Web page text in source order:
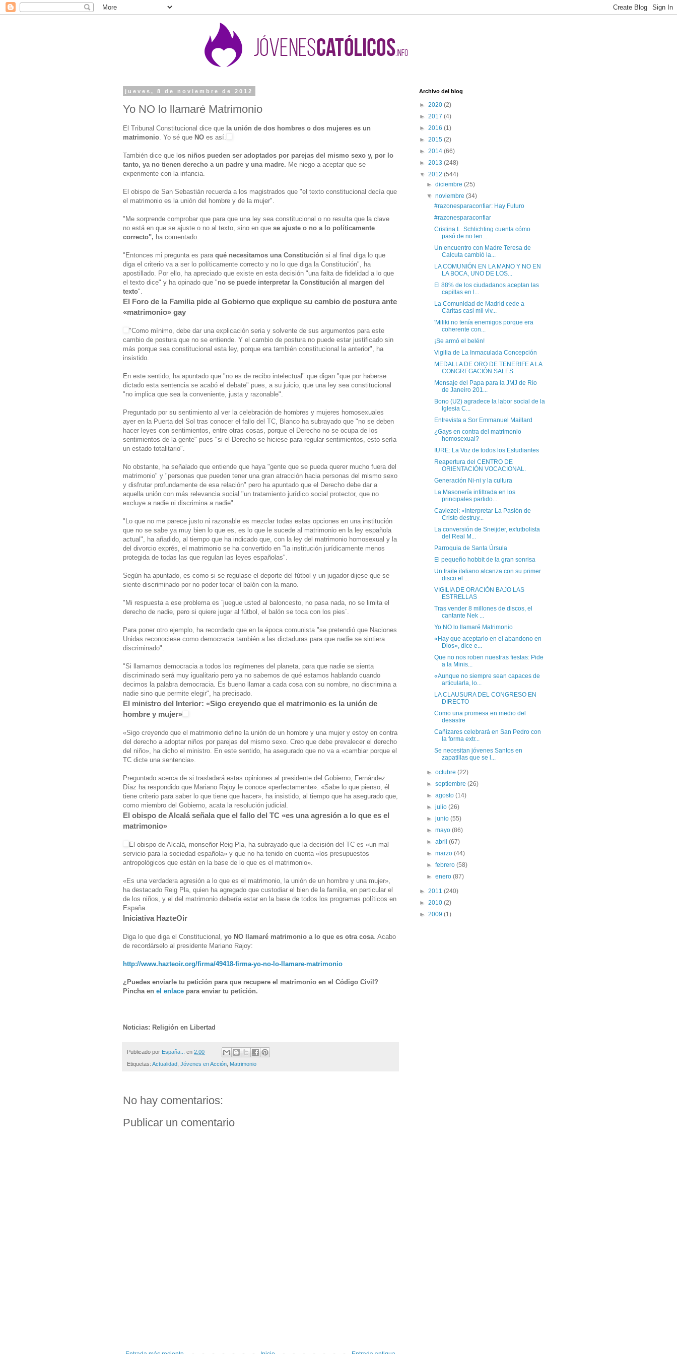
jueves, 8 de noviembre de 2012
Yo NO lo llamaré Matrimonio
El Tribunal Constitucional dice que la unión de dos hombres o dos mujeres es un
matrimonio . Yo sé que NO es así.
También dice que los niños pueden ser adoptados por parejas del mismo sexo y, por lo
tanto, ya no tienen derecho a un padre y una madre. Me niego a aceptar que se
experimente con la infancia.
El obispo de San Sebastián recuerda a los magistrados que "el texto constitucional decía que
el matrimonio es la unión del hombre y de la mujer".
"Me sorprende comprobar que para que una ley sea constitucional o no resulta que la clave
no está en que se ajuste o no al texto, sino en que se ajuste o no a lo políticamente
correcto", ha comentado.
"Entonces mi pregunta es para qué necesitamos una Constitución si al final diga lo que
diga el criterio va a ser lo políticamente correcto y no lo que diga la Constitución", ha
apostillado. Por ello, ha apreciado que existe en esta decisión "una falta de fidelidad a lo que
el texto dice" y ha opinado que "no se puede interpretar la Constitución al margen del
texto".
El Foro de la Familia pide al Gobierno que explique su cambio de postura ante
«matrimonio» gay
"Como mínimo, debe dar una explicación seria y solvente de sus argumentos para este
cambio de postura que no se entiende. Y el cambio de postura no puede estar justificado sin
más porque sea constitucional esta ley, porque era también constitucional la anterior", ha
insistido.
En este sentido, ha apuntado que "no es de recibo intelectual" que digan "que por haberse
dictado esta sentencia se acabó el debate" pues, a su juicio, que una ley sea constitucional
"no implica que sea la conveniente, justa y razonable".
Preguntado por su sentimiento al ver la celebración de hombres y mujeres homosexuales
ayer en la Puerta del Sol tras conocer el fallo del TC, Blanco ha subrayado que "no se deben
hacer leyes con sentimientos, entre otras cosas, porque el Derecho no se ocupa de los
sentimientos de la gente" pues "si el Derecho se hiciese para regular sentimientos, esto sería
un estado totalitario".
No obstante, ha señalado que entiende que haya "gente que se pueda querer mucho fuera del
matrimonio" y "personas que pueden tener una gran atracción hacia personas del mismo sexo
y disfrutar profundamente de esa relación" pero ha apuntado que el Derecho debe dar a
aquella unión con más relevancia social "un tratamiento jurídico social protector, que no
excluye a nadie ni discrimina a nadie".
"Lo que no me parece justo ni razonable es mezclar todas estas opciones en una institución
que no se sabe ya muy bien lo que es, es lo que le sucede al matrimonio en la ley española
actual", ha añadido, al tiempo que ha indicado que, con la ley del matrimonio homosexual y la
del divorcio exprés, el matrimonio se ha convertido en "la institución jurídicamente menos
protegida de todas las que regulan las leyes españolas".
Según ha apuntado, es como si se regulase el deporte del fútbol y un jugador dijese que se
siente discriminado por no poder tocar el balón con la mano.
"Mi respuesta a ese problema es ´juegue usted al baloncesto, no pasa nada, no se limita el
derecho de nadie, pero si quiere jugar al fútbol, el balón se toca con los pies´.
Para poner otro ejemplo, ha recordado que en la época comunista "se pretendió que Naciones
Unidas reconociese como democracia también a las dictaduras para que nadie se sintiera
discriminado".
"Si llamamos democracia a todos los regímenes del planeta, para que nadie se sienta
discriminado será muy igualitario pero ya no sabemos de qué estamos hablando cuando
decimos la palabra democracia. Es bueno llamar a cada cosa con su nombre, no discrimina a
nadie sino que permite elegir", ha precisado.
El ministro del Interior: «Sigo creyendo que el matrimonio es la unión de
hombre y mujer»
«Sigo creyendo que el matrimonio define la unión de un hombre y una mujer y estoy en contra
del derecho a adoptar niños por parejas del mismo sexo. Creo que debe prevalecer el derecho
del niño», ha dicho el ministro. En este sentido, ha asegurado que no va a «cambiar porque el
TC dicte una sentencia».
Preguntado acerca de si trasladará estas opiniones al presidente del Gobierno, Fernández
Díaz ha respondido que Mariano Rajoy le conoce «perfectamente». «Sabe lo que pienso, él
tiene criterio para saber lo que tiene que hacer», ha insistido, al tiempo que ha asegurado que,
como miembro del Gobierno, acata la resolución judicial.
El obispo de Alcalá señala que el fallo del TC «es una agresión a lo que es el
matrimonio»
El obispo de Alcalá, monseñor Reig Pla, ha subrayado que la decisión del TC es «un mal
servicio para la sociedad española» y que no ha tenido en cuenta «los presupuestos
antropológicos que están en la base de lo que es el matrimonio».
«Es una verdadera agresión a lo que es el matrimonio, la unión de un hombre y una mujer»,
ha destacado Reig Pla, quien ha agregado que custodiar el bien de la familia, en particular el
de los niños, y el del matrimonio debería estar en la base de todos los programas políticos en
España.
Iniciativa HazteOir
Diga lo que diga el Constitucional, yo NO llamaré matrimonio a lo que es otra cosa . Acabo
de recordárselo al presidente Mariano Rajoy:
http://www.hazteoir.org/firma/49418-firma-yo-no-lo-llamare-matrimonio
¿Puedes enviarle tu petición para que recupere el matrimonio en el Código Civil?
Pincha en el enlace para enviar tu petición.
Noticias: Religión en Libertad
Publicado por España... en 2:00
Etiquetas: Actualidad Jóvenes en Acción Matrimonio
No hay comentarios:
Publicar un comentario
Archivo del blog
► 2020 (2)
► 2017 (4)
► 2016 (1)
► 2015 (2)
► 2014 (66)
► 2013 (248)
▼ 2012 (544)
►diciembre(25)
▼noviembre(34)
#razonesparaconfiar: Hay Futuro
#razonesparaconfiar
Cristina L. Schlichting cuenta cómo
pasó de no ten...
Un encuentro con Madre Teresa de
Calcuta cambió la...
LA COMUNIÓN EN LA MANO Y NO EN
LA BOCA, UNO DE LOS...
El 88% de los ciudadanos aceptan las
capillas en l...
La Comunidad de Madrid cede a
Cáritas casi mil viv...
'Miliki no tenía enemigos porque era
coherente con...
¡Se armó el belén!
Vigilia de La Inmaculada Concepción
MEDALLA DE ORO DE TENERIFE A LA
CONGREGACIÓN SALES...
Mensaje del Papa para la JMJ de Río
de Janeiro 201...
Bono (U2) agradece la labor social de la
Iglesia C...
Entrevista a Sor Emmanuel Maillard
¿Gays en contra del matrimonio
homosexual?
IURE: La Voz de todos los Estudiantes
Reapertura del CENTRO DE
ORIENTACIÓN VOCACIONAL.
Generación Ni-ni y la cultura
La Masonería infiltrada en los
principales partido...
Caviezel: «Interpretar La Pasión de
Cristo destruy...
La conversión de Sneijder, exfutbolista
del Real M...
Parroquia de Santa Úrsula
El pequeño hobbit de la gran sonrisa
Un fraile italiano alcanza con su primer
disco el ...
VIGILIA DE ORACIÓN BAJO LAS
ESTRELLAS
Tras vender 8 millones de discos, el
cantante Nek ...
Yo NO lo llamaré Matrimonio
«Hay que aceptarlo en el abandono en
Dios», dice e...
Que no nos roben nuestras fiestas: Pide
a la Minis...
«Aunque no siempre sean capaces de
articularla, lo...
LA CLAUSURA DEL CONGRESO EN
DIRECTO
Como una promesa en medio del
desastre
Cañizares celebrará en San Pedro con
la forma extr...
Se necesitan jóvenes Santos en
zapatillas que se l...
►octubre(22)
►septiembre(26)
►agosto(14)
►julio(26)
►junio(55)
►mayo(86)
►abril(67)
►marzo(44)
►febrero(58)
►enero(87)
► 2011 (240)
► 2010 (2)
► 2009 (1)